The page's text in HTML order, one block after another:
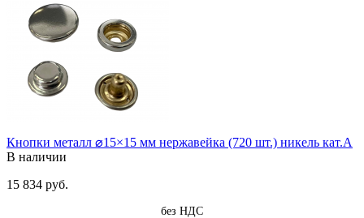
Кнопки металл ⌀15×15 мм нержавейка (720 шт.) никель кат.А
В наличии
15 834 руб.
без НДС